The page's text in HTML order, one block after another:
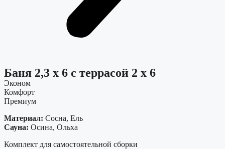
Баня 2,3 х 6 с террасой 2 х 6
Эконом
Комфорт
Премиум
Материал: Сосна, Ель
Сауна: Осина, Ольха
Комплект для самостоятельной сборки